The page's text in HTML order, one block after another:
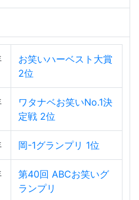
お笑いハーベスト大賞
2位
ワタナベお笑いNo.1決
定戦 2位
岡-1グランプリ 1位
第40回 ABCお笑いグ
ランプリ